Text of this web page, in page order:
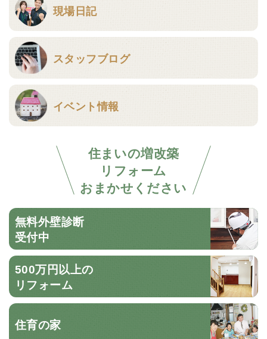
現場日記
スタッフブログ
イベント情報
住まいの増改築
リフォーム
おまかせください
無料外壁診断
受付中
500万円以上の
リフォーム
住育の家